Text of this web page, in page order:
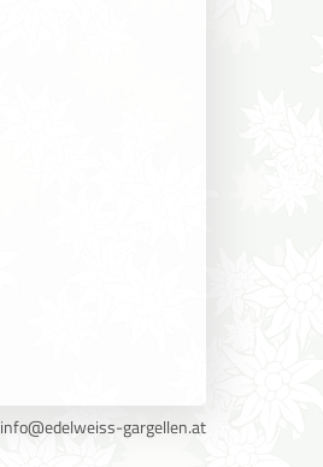
info@edelweiss-gargellen.at